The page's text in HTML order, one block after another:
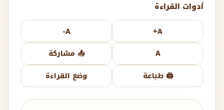
أدوات القراءة
A+
A-
A
📤 مشاركة
🖨️ طباعة
وضع القراءة